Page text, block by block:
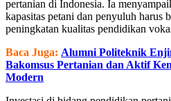
pertanian di Indonesia. Ia
kapasitas petani dan penyuluh harus
peningkatan kualitas pendidikan
Baca Juga: Alumni Politeknik
Bakomsus Pertanian dan Aktif
Modern